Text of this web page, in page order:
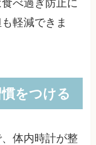
べ過ぎ防止に
軽減できま
をつける
体内時計が整